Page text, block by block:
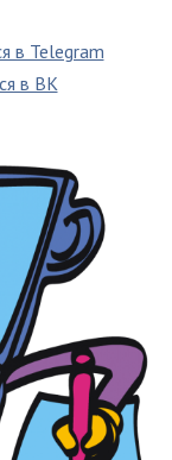
в Telegram
в ВК